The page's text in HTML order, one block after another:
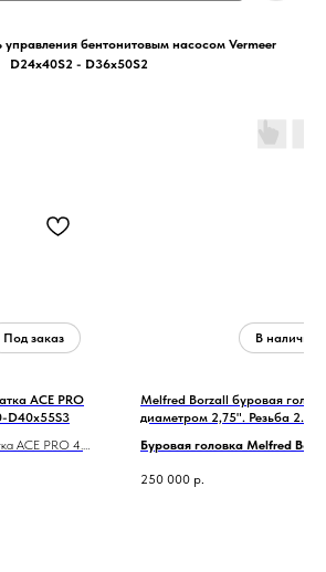
бентонитовым насосом Vermeer
D24x40S2 - D36x50S2
ACE PRO
D40x55S3
ACE PRO 4.5"
Melfred Borzall буровая
диаметром 2,75". Резьба 2.0"
Буровая головка Melfred
усилен дополнительными
250 000 р.